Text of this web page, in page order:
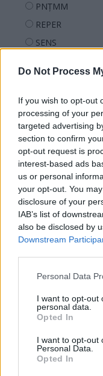
Do Not Process
If you wish to opt-out
processing of your
targeted advertising
section to confirm
opt-out request is
interest-based ads
us or personal
your opt-out. You
disclosure of your
IAB’s list of
also be disclosed by
Downstream
Personal Data
I want to opt-out
personal data.
Opted In
I want to opt-out
Personal Data.
Opted In
PNȚMM
REPER
SENS
POT (Gavrilă)
PACE (Peia)
Acțiunea
PDF (Lazarus)
PUSL (D.
PNȚCD
PNCR (Terheș)
Partidul
FAR (Coarnă)
România pe
Altul